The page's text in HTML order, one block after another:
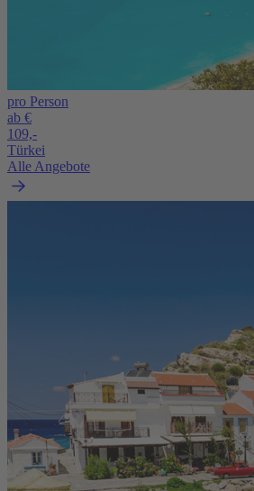
pro Person
ab €
109,-
Türkei
Alle Angebote